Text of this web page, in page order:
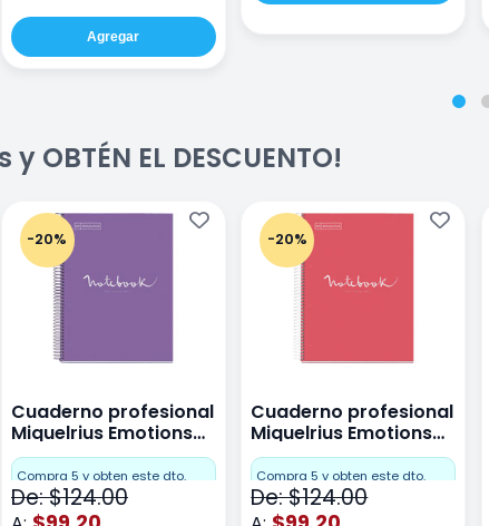
Agregar
OBTÉN EL DESCUENTO!
-20%
Cuaderno profesional
Miquelrius Emotions
raya 80 hojas Purpura
Compra 5 y obten este dto.
De: $124.00
-20%
Cuaderno profesional
Miquelrius Emotions
raya 80 hojas Coral
Compra 5 y obten este dto.
De: $124.00